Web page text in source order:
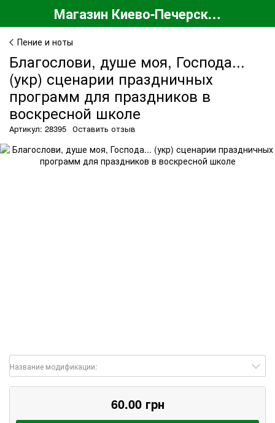
Магазин Киево-Печерской Лавры
Пение и ноты
Благослови, душе моя, Господа...
(укр) сценарии праздничных
программ для праздников в
воскресной школе
Артикул: 28395 Оставить отзыв
Название модификации:
60.00 грн